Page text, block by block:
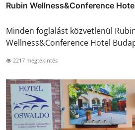
Rubin Wellness&Conference
Minden foglalást közvetlenül
Wellness&Conference Hotel
2217 megtekintés